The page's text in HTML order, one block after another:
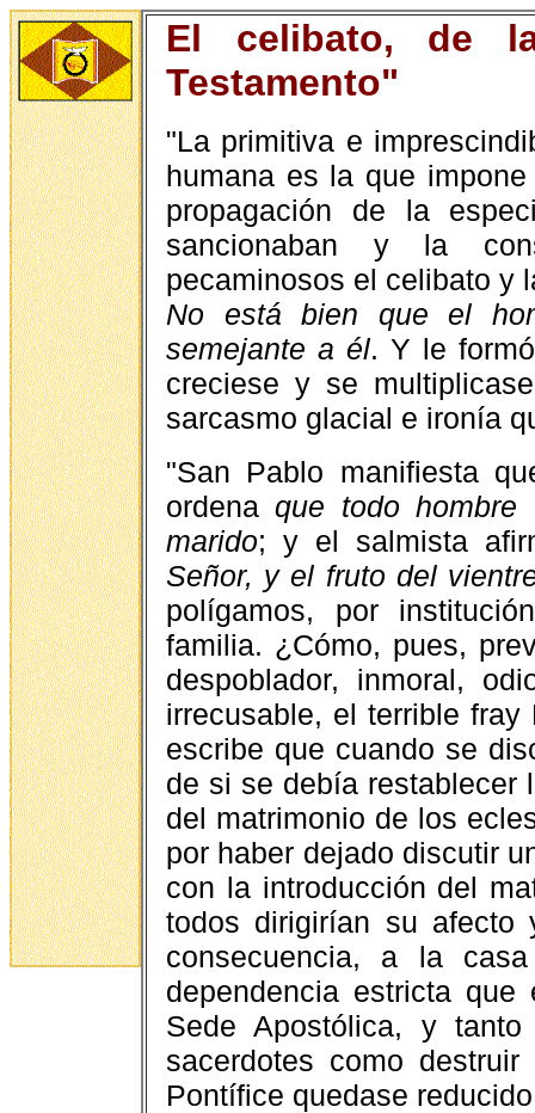
El celibato, de
Testamento"
"La primitiva e
humana es la que
propagación de la
sancionaban y la
pecaminosos el celibato y
No está bien que el
semejante a él. Y le
creciese y se
sarcasmo glacial e ironía
"San Pablo manifiesta
ordenaque todo
marido; y el salmista
Señor, y el fruto del
polígamos, por
familia. ¿Cómo, pues,
despoblador, inmoral,
irrecusable, el terrible
escribe que cuando se
de si se debía restablecer
del matrimonio de los
por haber dejado discutir
con la introducción del
todos dirigirían su
consecuencia, a la
dependencia estricta
Sede Apostólica, y
sacerdotes como
Pontífice quedase